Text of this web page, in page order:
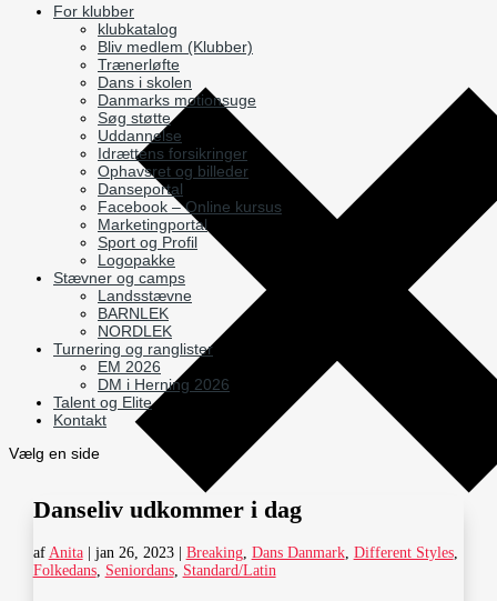
For klubber
klubkatalog
Bliv medlem (Klubber)
Trænerløfte
Dans i skolen
Danmarks motionsuge
Søg støtte
Uddannelse
Idrættens forsikringer
Ophavsret og billeder
Danseportal
Facebook – Online kursus
Marketingportal
Sport og Profil
Logopakke
Stævner og camps
Landsstævne
BARNLEK
NORDLEK
Turnering og ranglister
EM 2026
DM i Herning 2026
Talent og Elite
Kontakt
Vælg en side
Danseliv udkommer i dag
af Anita| jan 26, 2023| Breaking, Dans Danmark, Different Styles,
Folkedans, Seniordans, Standard/Latin